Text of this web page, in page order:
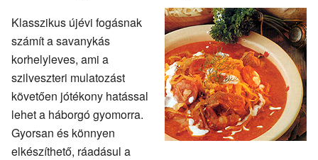
Klasszikus újévi fogásnak
számít a savanykás
korhelyleves, ami a
szilveszteri mulatozást
követően jótékony hatással
lehet a háborgó gyomorra.
Gyorsan és könnyen
elkészíthető, ráadásul a